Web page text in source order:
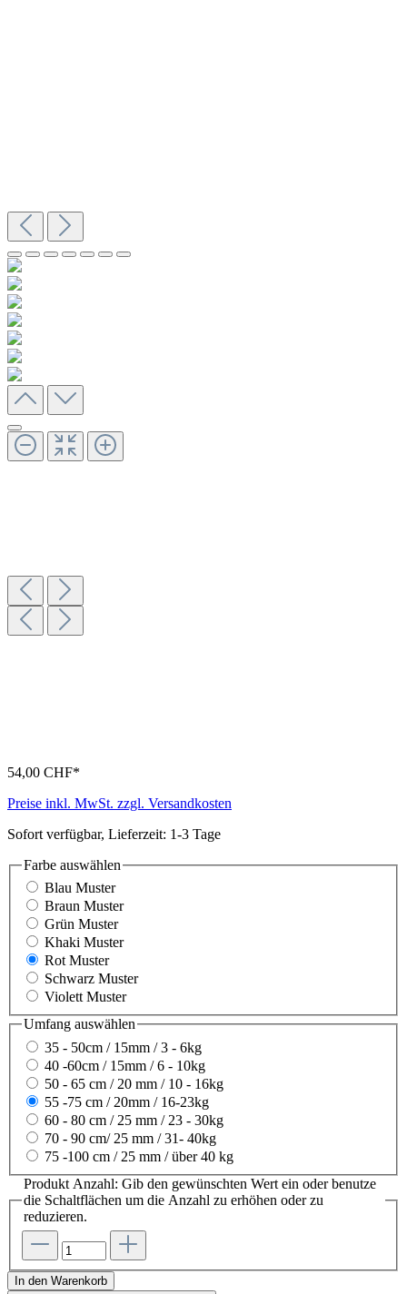
54,00 CHF*
Preise inkl. MwSt. zzgl. Versandkosten
Sofort verfügbar, Lieferzeit: 1-3 Tage
Farbe auswählen
Blau Muster
Braun Muster
Grün Muster
Khaki Muster
Rot Muster
Schwarz Muster
Violett Muster
Umfang auswählen
35 - 50cm / 15mm / 3 - 6kg
40 -60cm / 15mm / 6 - 10kg
50 - 65 cm / 20 mm / 10 - 16kg
55 -75 cm / 20mm / 16-23kg
60 - 80 cm / 25 mm / 23 - 30kg
70 - 90 cm/ 25 mm / 31- 40kg
75 -100 cm / 25 mm / über 40 kg
Produkt Anzahl: Gib den gewünschten Wert ein oder benutze
die Schaltflächen um die Anzahl zu erhöhen oder zu
reduzieren.
In den Warenkorb